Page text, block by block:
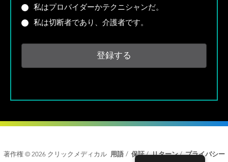
て
く
だ
あ
な
た
で
、
私はプロバイダーかテクニシャンだ。
私は切断者であり、介護者です。
著作権 © 2026 クリックメディカル 用語 / 保証/リターン/プライバシー